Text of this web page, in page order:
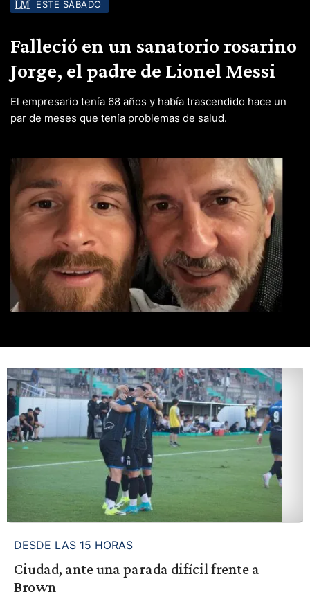
ESTE SÁBADO
Falleció en un sanatorio rosarino
Jorge, el padre de Lionel Messi
El empresario tenía 68 años y había trascendido hace un
par de meses que tenía problemas de salud.
DESDE LAS 15 HORAS
Ciudad, ante una parada difícil frente a
Brown